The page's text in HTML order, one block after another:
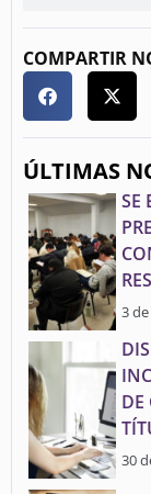
COMPARTIR
ÚLTIMAS
SE
3
DE
30